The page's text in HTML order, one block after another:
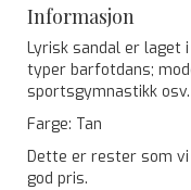
Informasjon
Lyrisk sandal er
typer barfotdans;
sportsgymnastikk osv.
Farge: Tan
Dette er rester som
god pris.